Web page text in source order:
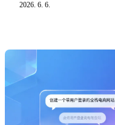
비교 및 설치 설정 튜토
2026. 6. 6.